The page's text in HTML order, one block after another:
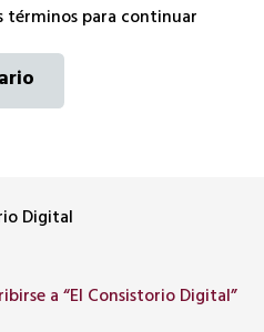
términos para continuar
Digital
a “El Consistorio Digital”